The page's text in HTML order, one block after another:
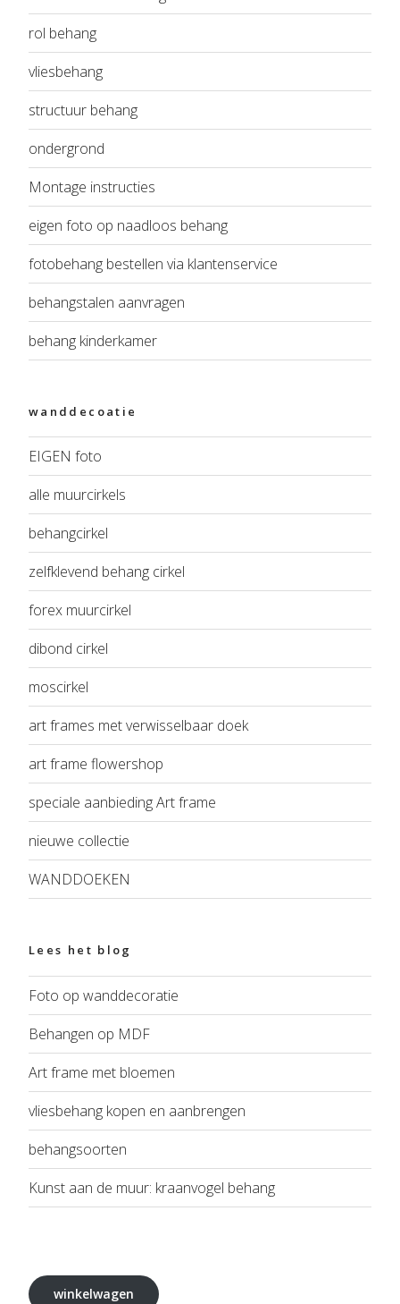
rol behang
vliesbehang
structuur behang
ondergrond
Montage instructies
eigen foto op naadloos behang
fotobehang bestellen via klantenservice
behangstalen aanvragen
behang kinderkamer
wanddecoatie
EIGEN foto
alle muurcirkels
behangcirkel
zelfklevend behang cirkel
forex muurcirkel
dibond cirkel
moscirkel
art frames met verwisselbaar doek
art frame flowershop
speciale aanbieding Art frame
nieuwe collectie
WANDDOEKEN
Lees het blog
Foto op wanddecoratie
Behangen op MDF
Art frame met bloemen
vliesbehang kopen en aanbrengen
behangsoorten
Kunst aan de muur: kraanvogel behang
winkelwagen